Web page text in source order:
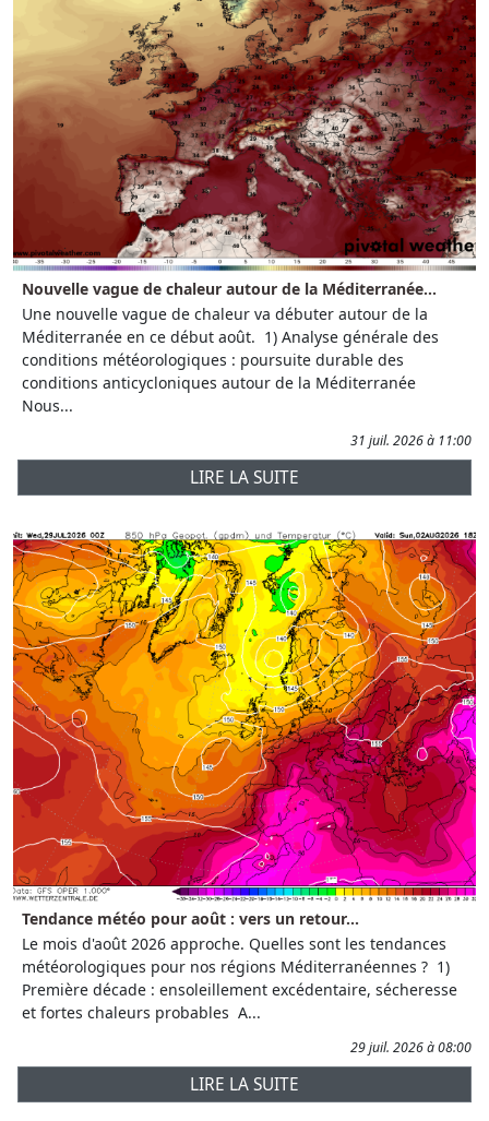
Nouvelle vague de chaleur autour de la Méditerranée...
Une nouvelle vague de chaleur va débuter autour de la
Méditerranée en ce début août. 1) Analyse générale des
conditions météorologiques : poursuite durable des
conditions anticycloniques autour de la Méditerranée
Nous...
31 juil. 2026 à 11:00
LIRE LA SUITE
Tendance météo pour août : vers un retour...
Le mois d'août 2026 approche. Quelles sont les tendances
météorologiques pour nos régions Méditerranéennes ? 1)
Première décade : ensoleillement excédentaire, sécheresse
et fortes chaleurs probables A...
29 juil. 2026 à 08:00
LIRE LA SUITE